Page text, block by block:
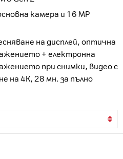
камера и 16 MP
оптична
+ електронна
при снимки, видео с
на 4К, 28 мн. за пълно